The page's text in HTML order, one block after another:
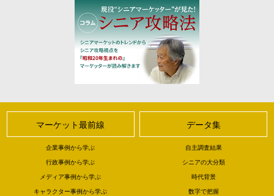
マーケット最前線
企業事例から学ぶ
行政事例から学ぶ
メディア事例から学ぶ
キャラクター事例から学ぶ
データ集
自主調査結果
シニアの大分類
時代背景
数字で把握